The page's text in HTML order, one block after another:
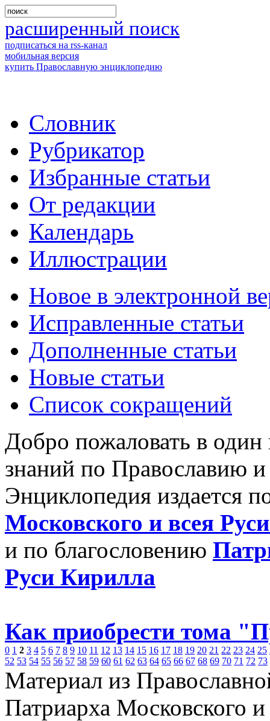
расширенный поиск
подписаться на rss-канал
мобильная версия
купить Православную энциклопедию
Словник
Рубрикатор
Избранные статьи
От редакции
Календарь
Иллюстрации
Новое в электронной
Исправленные статьи
Дополненные статьи
Новые статьи
Список сокращений
Добро пожаловать в
знаний по Православию
Энциклопедия издается
Московского и всея
и по благословению
Руси Кирилла
Как приобрести тома
0 1 2 3 4 5 6 7 8 9 10 11 12 13 14 15 16 17 18 19 20 21 22 23 24 25
52 53 54 55 56 57 58 59 60 61 62 63 64 65 66 67 68 69 70 71 72 73
Материал из
Патриарха Московского